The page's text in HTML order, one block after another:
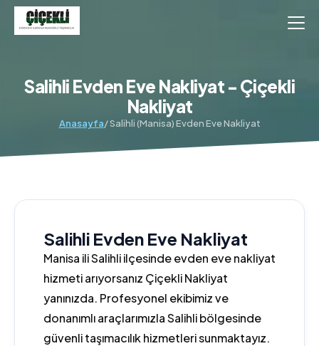
Salihli Evden Eve Nakliyat - Çiçekli
Nakliyat
Anasayfa/ Salihli (Manisa) Evden Eve Nakliyat
Salihli Evden Eve Nakliyat
Manisa ili Salihli ilçesinde evden eve nakliyat
hizmeti arıyorsanız Çiçekli Nakliyat
yanınızda. Profesyonel ekibimiz ve
donanımlı araçlarımızla Salihli bölgesinde
güvenli taşımacılık hizmetleri sunmaktayız.